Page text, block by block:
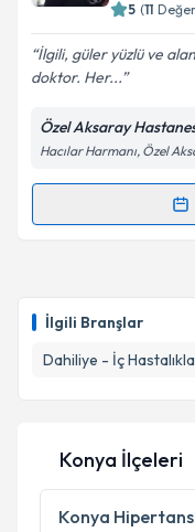
İlgili Branşlar
Dahiliye - İç
5 (11
İlgili, güler yüzlü ve
doktor. Her...
Özel Aksaray
Hacılar Harmanı, Özel
Randevu
takvim
Kişisel
Metni
'ni
Konya İlçeleri
Konya